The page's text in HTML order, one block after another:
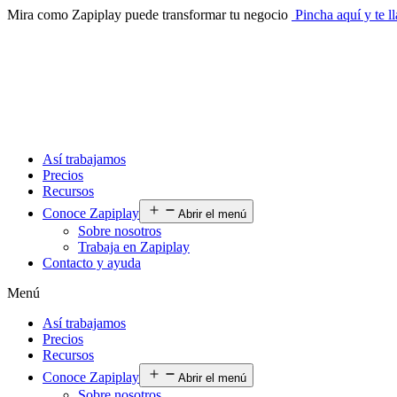
Mira como Zapiplay puede transformar tu negocio Pincha aquí y te
Así trabajamos
Precios
Recursos
Conoce Zapiplay
Abrir el menú
Sobre nosotros
Trabaja en Zapiplay
Contacto y ayuda
Menú
Así trabajamos
Precios
Recursos
Conoce Zapiplay
Abrir el menú